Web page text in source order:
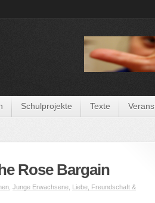
Schulprojekte Texte
Rose Bargain
Junge Erwachsene Liebe, Freundschaft &